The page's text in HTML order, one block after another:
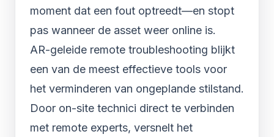
moment dat een fout optreedt—en stopt
pas wanneer de asset weer online is.
AR-geleide remote troubleshooting blijkt
een van de meest effectieve tools voor
het verminderen van ongeplande stilstand.
Door on-site technici direct te verbinden
met remote experts, versnelt het